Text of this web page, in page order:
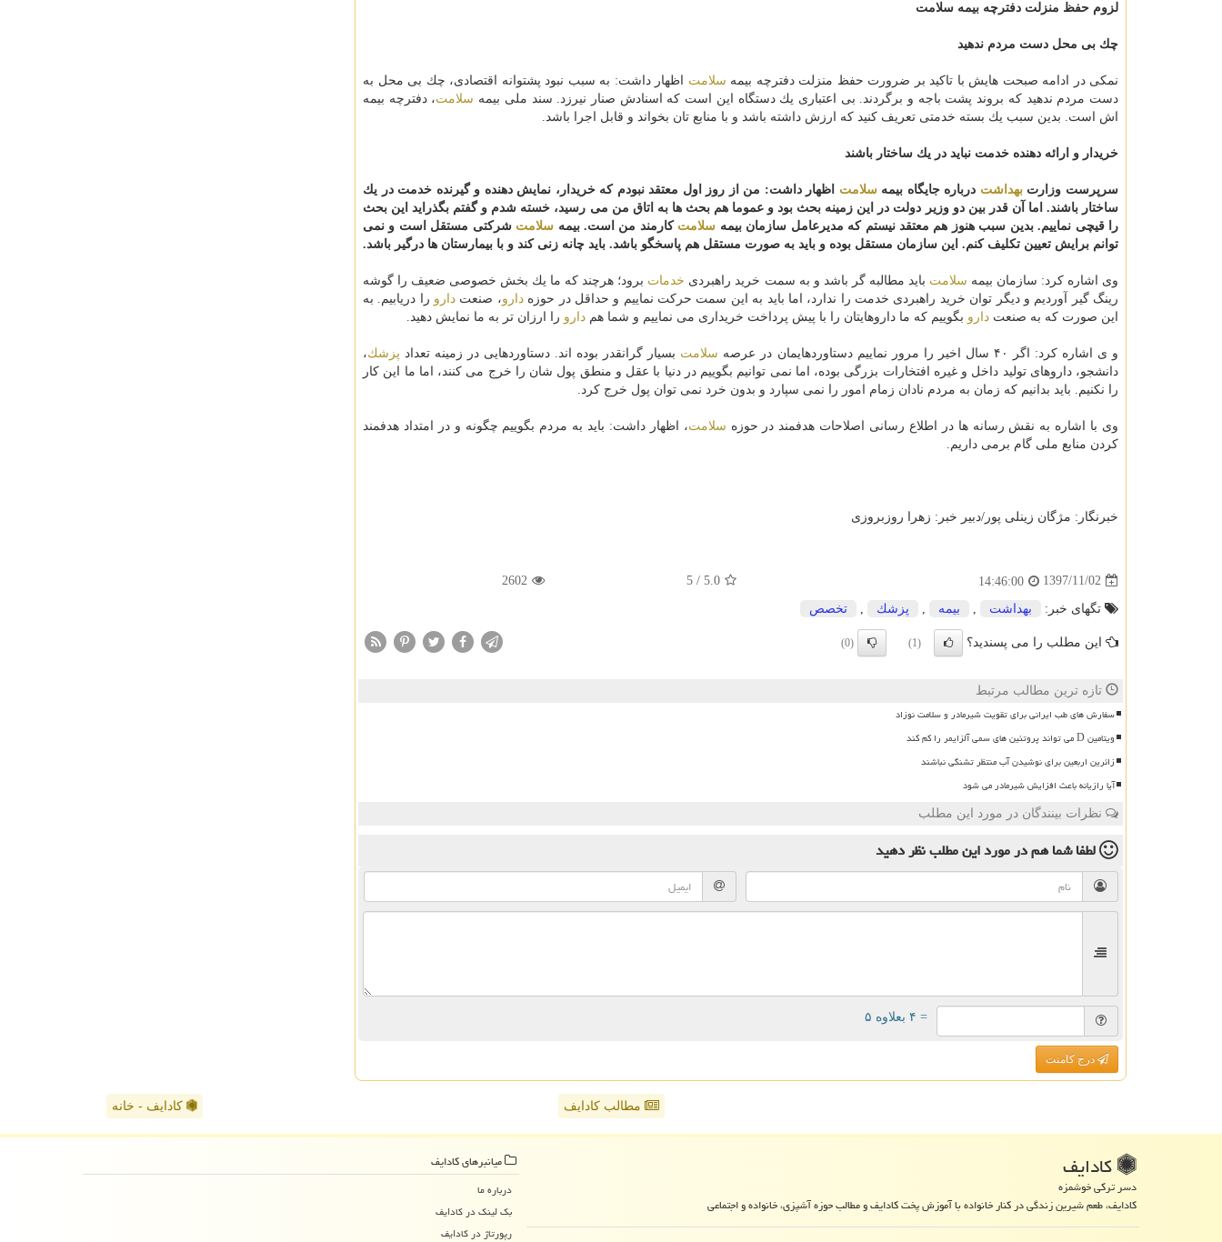
لزوم حفظ منزلت دفترچه بیمه سلامت
چك بی محل دست مردم ندهید
نمكی در ادامه صبحت هایش با تاكید بر ضرورت حفظ منزلت دفترچه بیمه سلامت اظهار داشت: به سبب نبود پشتوانه اقتصادی، چك بی محل به
دست مردم ندهید كه بروند پشت باجه و برگردند. بی اعتباری یك دستگاه این است كه اسنادش صنار نیرزد. سند ملی بیمه سلامت، دفترچه بیمه
اش است. بدین سبب یك بسته خدمتی تعریف كنید كه ارزش داشته باشد و با منابع تان بخواند و قابل اجرا باشد.
خریدار و ارائه دهنده خدمت نباید در یك ساختار باشند
سرپرست وزارتبهداشت درباره جایگاه بیمهسلامت اظهار داشت: من از روز اول معتقد نبودم كه خریدار، نمایش دهنده و گیرنده خدمت در یك
ساختار باشند. اما آن قدر بین دو وزیر دولت در این زمینه بحث بود و عموما هم بحث ها به اتاق من می رسید، خسته شدم و گفتم بگذراید این بحث
را قیچی نماییم. بدین سبب هنوز هم معتقد نیستم كه مدیرعامل سازمان بیمه سلامت كارمند من است. بیمه سلامت شركتی مستقل است و نمی
توانم برایش تعیین تكلیف كنم. این سازمان مستقل بوده و باید به صورت مستقل هم پاسخگو باشد. باید چانه زنی كند و با بیمارستان ها درگیر باشد.
وی اشاره كرد: سازمان بیمه سلامت باید مطالبه گر باشد و به سمت خرید راهبردی خدمات برود؛ هرچند كه ما یك بخش خصوصی ضعیف را گوشه
رینگ گیر آوردیم و دیگر توان خرید راهبردی خدمت را ندارد، اما باید به این سمت حركت نماییم و حداقل در حوزهدارو، صنعت دارو را دریابیم. به
این صورت كه به صنعت دارو بگوییم كه ما داروهایتان را با پیش پرداخت خریداری می نماییم و شما هم دارو را ارزان تر به ما نمایش دهید.
و ی اشاره كرد: اگر ۴۰ سال اخیر را مرور نماییم دستاوردهایمان در عرصه سلامت بسیار گرانقدر بوده اند. دستاوردهایی در زمینه تعداد پزشك،
دانشجو، داروهای تولید داخل و غیره افتخارات بزرگی بوده، اما نمی توانیم بگوییم در دنیا با عقل و منطق پول شان را خرج می كنند، اما ما این كار
را نكنیم. باید بدانیم كه زمان به مردم نادان زمام امور را نمی سپارد و بدون خرد نمی توان پول خرج كرد.
وی با اشاره به نقش رسانه ها در اطلاع رسانی اصلاحات هدفمند در حوزه سلامت، اظهار داشت: باید به مردم بگوییم چگونه و در امتداد هدفمند
كردن منابع ملی گام برمی داریم.
خبرنگار: مژگان زینلی پور/دبیر خبر: زهرا روزبروزی
1397/11/02
14:46:00
5.0
/
5
2602
تگهای خبر: بهداشت , بیمه , پزشك , تخصص
این مطلب را می پسندید؟ (1)
(0)
تازه ترین مطالب مرتبط
سفارش های طب ایرانی برای تقویت شیرمادر و سلامت نوزاد
ویتامین D می تواند پروتئین های سمی آلزایمر را کم کند
زائرین اربعین برای نوشیدن آب منتظر تشنگی نباشند
آیا رازیانه باعث افزایش شیرمادر می شود
نظرات بینندگان در مورد این مطلب
لطفا شما همدر مورد این مطلبنظر دهید
= ۴ بعلاوه ۵
درج کامنت
مطالب کادایف کادایف - خانه
كادایف
دسر ترکی خوشمزه
کادایف، طعم شیرین زندگی در کنار خانواده با آموزش پخت کادایف و مطالب حوزه آشپزی، خانواده و اجتماعی
میانبرهای كادایف
درباره ما
بک لینک در كادایف
رپورتاژ در كادایف